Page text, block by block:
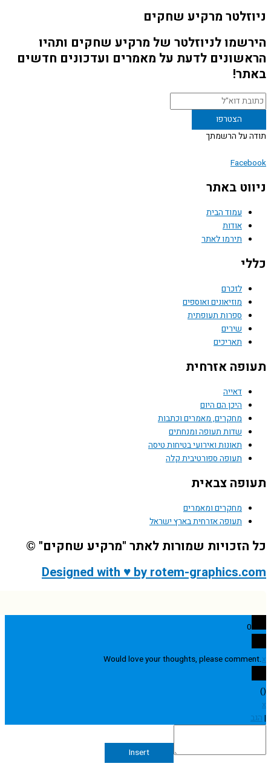
מרקיע שחקים
לניוזלטר של מרקיע שחקים ותהיו
לדעת על מאמרים ועדכונים חדשים
על הרשמתך
באתר
עמוד הבית
אודות
תירמו לאתר
לזכרם
מוזיאונים ואוספים
ספרות תעופתית
שירים
תאריכים
אזרחית
דאייה
היכן הם היום
מחקרים, מאמרים וכתבות
שדות תעופה ומנחתים
תאונות ואירועי בטיחות טיסה
תעופה ספורטיבית קלה
צבאית
מחקרים ומאמרים
תעופה אזרחית בארץ ישראל
שמורות לאתר "מרקיע שחקים" ©
Designed with ♥ by rotem-
Would love your thoughts, please
Insert